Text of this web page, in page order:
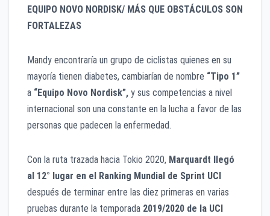
EQUIPO NOVO NORDISK/ MÁS QUE OBSTÁCULOS SON
FORTALEZAS
Mandy encontraría un grupo de ciclistas quienes en su
mayoría tienen diabetes, cambiarían de nombre “Tipo 1”
a “Equipo Novo Nordisk”, y sus competencias a nivel
internacional son una constante en la lucha a favor de las
personas que padecen la enfermedad.
Con la ruta trazada hacia Tokio 2020, Marquardt llegó
al 12° lugar en el Ranking Mundial de Sprint UCI
después de terminar entre las diez primeras en varias
pruebas durante la temporada 2019/2020 de la UCI